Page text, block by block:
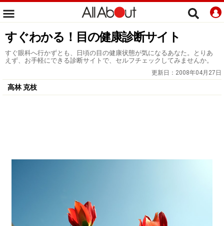
すぐわかる！目の健康診断サイト
すぐ眼科へ行かずとも、日頃の目の健康状態が気になるあなた。とりあ
えず、お手軽にできる診断サイトで、セルフチェックしてみませんか。
更新日： 2008年04月27日
高林 克枝